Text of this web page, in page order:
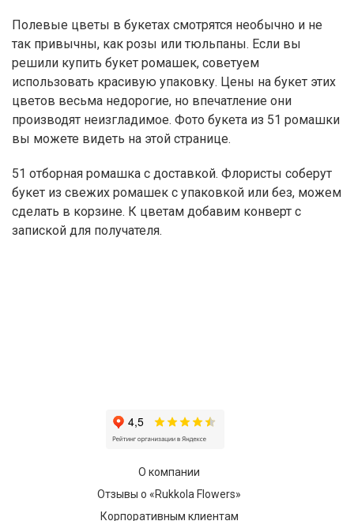
Полевые цветы в букетах смотрятся необычно и не
так привычны, как розы или тюльпаны. Если вы
решили купить букет ромашек, советуем
использовать красивую упаковку. Цены на букет этих
цветов весьма недорогие, но впечатление они
производят неизгладимое. Фото букета из 51 ромашки
вы можете видеть на этой странице.
51 отборная ромашка с доставкой. Флористы соберут
букет из свежих ромашек с упаковкой или без, можем
сделать в корзине. К цветам добавим конверт с
запиской для получателя.
О компании
Отзывы о «Rukkola Flowers»
Корпоративным клиентам